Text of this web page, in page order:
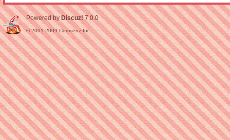
Powered by Discuz! 7.0.0
© 2001-2009Comsenz Inc.